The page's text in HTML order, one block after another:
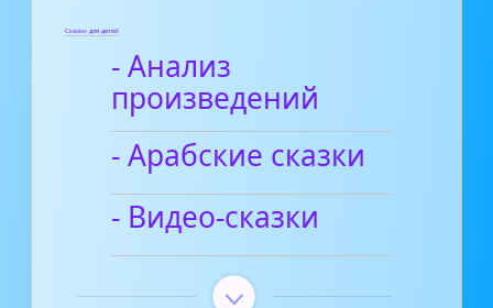
Сказки для детей
- Анализ
произведений
- Арабские сказки
- Видео-сказки